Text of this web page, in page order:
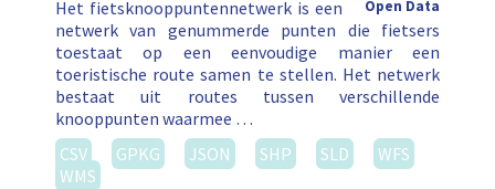
Open Data
Het fietsknooppuntennetwerk is een
netwerk van genummerde punten die fietsers
toestaat op een eenvoudige manier een
toeristische route samen te stellen. Het netwerk
bestaat uit routes tussen verschillende
knooppunten waarmee …
CSV
GPKG JSON SHP SLD
WFS
WMS